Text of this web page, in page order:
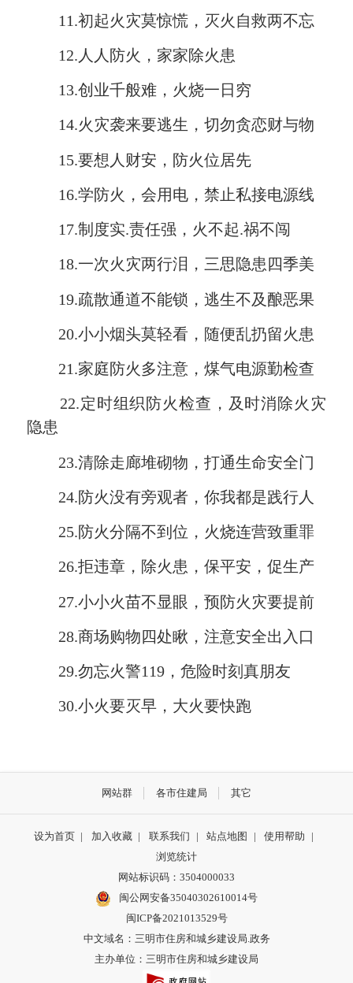
11.初起火灾莫惊慌，灭火自救两不忘
12.人人防火，家家除火患
13.创业千般难，火烧一日穷
14.火灾袭来要逃生，切勿贪恋财与物
15.要想人财安，防火位居先
16.学防火，会用电，禁止私接电源线
17.制度实.责任强，火不起.祸不闯
18.一次火灾两行泪，三思隐患四季美
19.疏散通道不能锁，逃生不及酿恶果
20.小小烟头莫轻看，随便乱扔留火患
21.家庭防火多注意，煤气电源勤检查
22.定时组织防火检查，及时消除火灾
隐患
23.清除走廊堆砌物，打通生命安全门
24.防火没有旁观者，你我都是践行人
25.防火分隔不到位，火烧连营致重罪
26.拒违章，除火患，保平安，促生产
27.小小火苗不显眼，预防火灾要提前
28.商场购物四处瞅，注意安全出入口
29.勿忘火警119，危险时刻真朋友
30.小火要灭早，大火要快跑
网站群 各市住建局 其它
设为首页 | 加入收藏 | 联系我们 | 站点地图 | 使用帮助
|
浏览统计
网站标识码：3504000033
闽公网安备35040302610014号
闽ICP备2021013529号
中文域名：三明市住房和城乡建设局.政务
主办单位：三明市住房和城乡建设局